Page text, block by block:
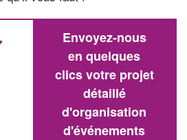
Envoyez-nous
en quelques
clics votre projet
détaillé
d'organisation
d'événements